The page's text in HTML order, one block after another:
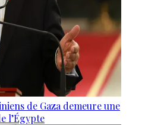
de Gaza demeure une
l’Égypte